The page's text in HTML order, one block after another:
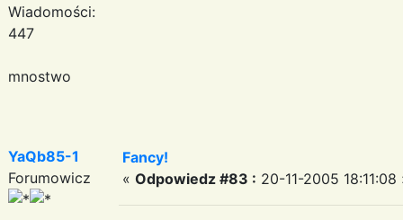
Wiadomości:
447
mnostwo
YaQb85-1
Forumowicz
Fancy!
« Odpowiedz #83 : 20-11-2005 18:11:08